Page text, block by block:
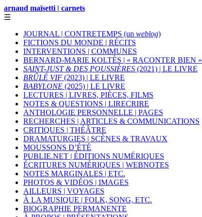
arnaud maïsetti | carnets
☰
JOURNAL | CONTRETEMPS (un weblog)
FICTIONS DU MONDE | RÉCITS
INTERVENTIONS | COMMUNES
BERNARD-MARIE KOLTÈS | « RACONTER BIEN »
SAINT-JUST & DES POUSSIÈRES (2021) | LE LIVRE
BRÛLÉ VIF (2023) | LE LIVRE
BABYLONE (2025) | LE LIVRE
LECTURES | LIVRES, PIÈCES, FILMS
NOTES & QUESTIONS | LIRECRIRE
ANTHOLOGIE PERSONNELLE | PAGES
RECHERCHES | ARTICLES & COMMUNICATIONS
CRITIQUES | THÉÂTRE
DRAMATURGIES | SCÈNES & TRAVAUX
MOUSSONS D’ÉTÉ
PUBLIE.NET | ÉDITIONS NUMÉRIQUES
ÉCRITURES NUMÉRIQUES | WEBNOTES
NOTES MARGINALES | ETC.
PHOTOS & VIDÉOS | IMAGES
AILLEURS | VOYAGES
À LA MUSIQUE | FOLK, SONG, ETC.
BIOGRAPHIE PERMANENTE